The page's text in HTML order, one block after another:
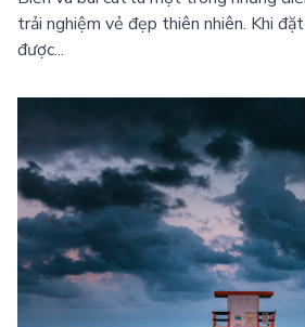
trải nghiệm vẻ đẹp thiên nhiên. Khi
được...